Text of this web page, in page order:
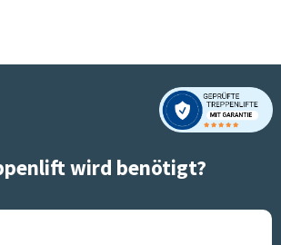
wird benötigt?